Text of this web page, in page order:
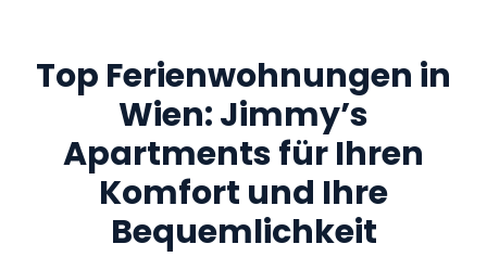
Top Ferienwohnungen in
Wien: Jimmy’s
Apartments für Ihren
Komfort und Ihre
Bequemlichkeit